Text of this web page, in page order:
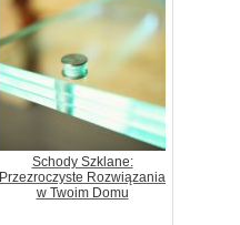
Schody Szklane:
Przezroczyste Rozwiązania
w Twoim Domu